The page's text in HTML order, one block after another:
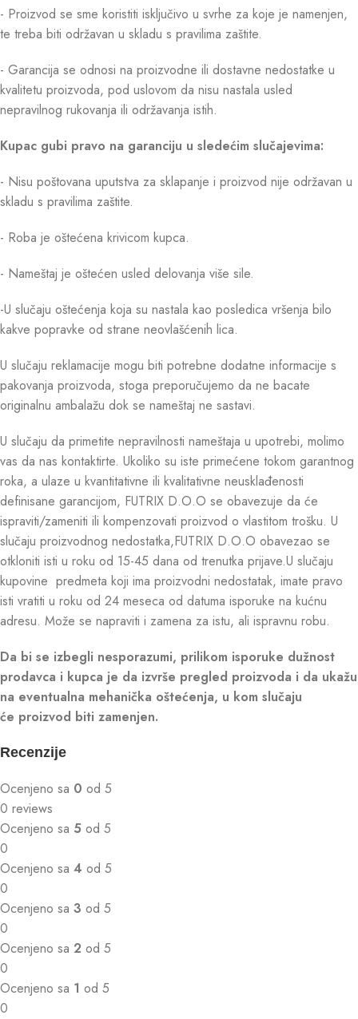
- Proizvod se sme koristiti isključivo u svrhe za koje je namenjen,
te treba biti održavan u skladu s pravilima zaštite.
- Garancija se odnosi na proizvodne ili dostavne nedostatke u
kvalitetu proizvoda, pod uslovom da nisu nastala usled
nepravilnog rukovanja ili održavanja istih.
Kupac gubi pravo na garanciju u sledećim slučajevima:
- Nisu poštovana uputstva za sklapanje i proizvod nije održavan u
skladu s pravilima zaštite.
- Roba je oštećena krivicom kupca.
- Nameštaj je oštećen usled delovanja više sile.
-U slučaju oštećenja koja su nastala kao posledica vršenja bilo
kakve popravke od strane neovlašćenih lica.
U slučaju reklamacije mogu biti potrebne dodatne informacije s
pakovanja proizvoda, stoga preporučujemo da ne bacate
originalnu ambalažu dok se nameštaj ne sastavi.
U slučaju da primetite nepravilnosti nameštaja u upotrebi, molimo
vas da nas kontaktirte. Ukoliko su iste primećene tokom garantnog
roka, a ulaze u kvantitativne ili kvalitativne neusklađenosti
definisane garancijom, FUTRIX D.O.O se obavezuje da će
ispraviti/zameniti ili kompenzovati proizvod o vlastitom trošku. U
slučaju proizvodnog nedostatka,FUTRIX D.O.O obavezao se
otkloniti isti u roku od 15-45 dana od trenutka prijave.U slučaju
kupovine predmeta koji ima proizvodni nedostatak, imate pravo
isti vratiti u roku od 24 meseca od datuma isporuke na kućnu
adresu. Može se napraviti i zamena za istu, ali ispravnu robu.
Da bi se izbegli nesporazumi, prilikom isporuke dužnost
prodavca i kupca je da izvrše pregled proizvoda i da ukažu
na eventualna mehanička oštećenja, u kom slučaju
će proizvod biti zamenjen.
Recenzije
Ocenjeno sa 0 od 5
0 reviews
Ocenjeno sa 5 od 5
0
Ocenjeno sa 4 od 5
0
Ocenjeno sa 3 od 5
0
Ocenjeno sa 2 od 5
0
Ocenjeno sa 1 od 5
0